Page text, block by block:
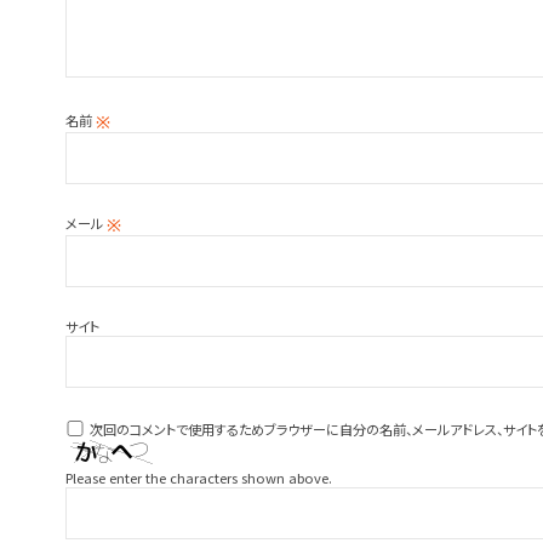
名前※
メール※
サイト
次回のコメントで使用するためブラウザーに自分の名前、メールアドレス、サイト
Please enter the characters shown above.